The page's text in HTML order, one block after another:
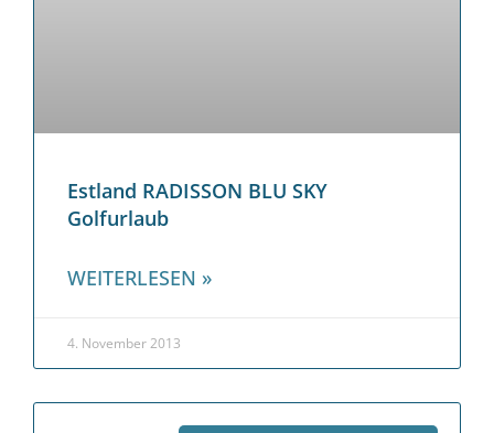
Estland RADISSON BLU SKY
Golfurlaub
WEITERLESEN »
4. November 2013